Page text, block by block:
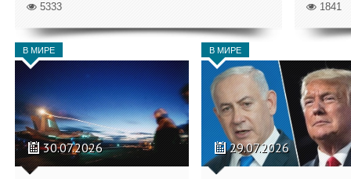
5333 1841
В МИРЕ
30.07.2026
В МИРЕ
29.07.2026